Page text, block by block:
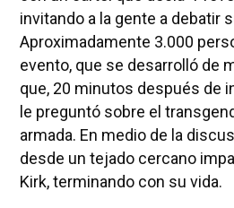
invitando a la gente a debatir
Aproximadamente 3.000
evento, que se desarrolló de
que, 20 minutos después de
le preguntó sobre el
armada. En medio de la
desde un tejado cercano
Kirk, terminando con su vida.